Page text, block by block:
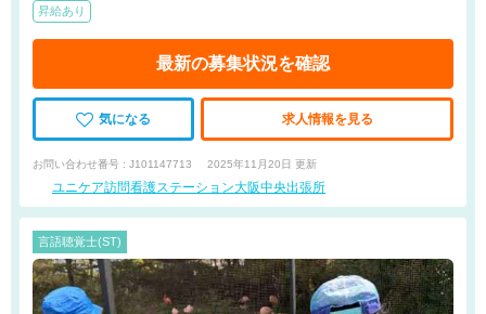
昇給あり
最新の募集状況を確認
気になる 求人情報を見る
お問い合わせ番号 : J101147713 2025年11月20日 更新
ユニケア訪問看護ステーション大阪中央出張所
言語聴覚士(ST)